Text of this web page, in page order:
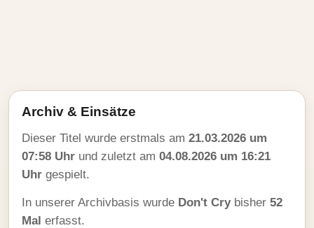
Archiv & Einsätze
Dieser Titel wurde erstmals am 21.03.2026 um
07:58 Uhr und zuletzt am 04.08.2026 um 16:21
Uhr gespielt.
In unserer Archivbasis wurde Don't Crybisher 52
Mal erfasst.